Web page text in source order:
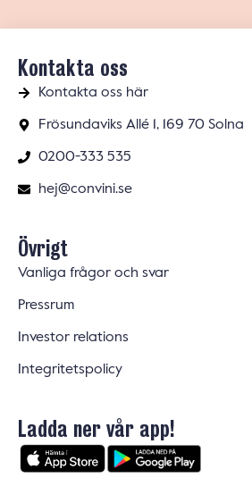
Kontakta oss
Kontakta oss här
Frösundaviks Allé 1, 169 70 Solna
0200-333 535
hej@convini.se
Övrigt
Vanliga frågor och svar
Pressrum
Investor relations
Integritetspolicy
Ladda ner vår app!